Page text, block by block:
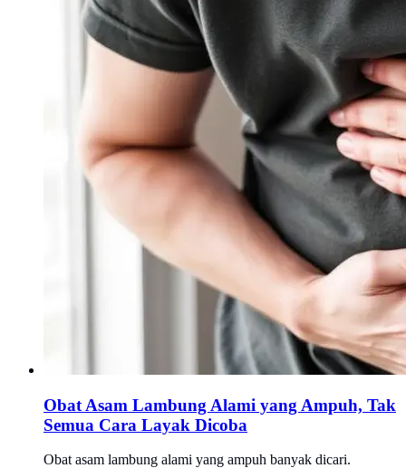
Obat Asam Lambung Alami yang Ampuh, Tak
Semua Cara Layak Dicoba
Obat asam lambung alami yang ampuh banyak dicari.